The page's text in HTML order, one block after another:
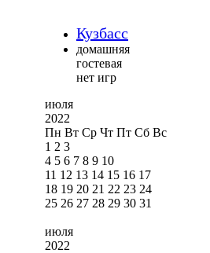
Кузбасс
домашняя
гостевая
нет игр
июля
2022
Пн Вт Ср Чт Пт Сб Вс
1 2 3
4 5 6 7 8 9 10
11 12 13 14 15 16 17
18 19 20 21 22 23 24
25 26 27 28 29 30 31
июля
2022